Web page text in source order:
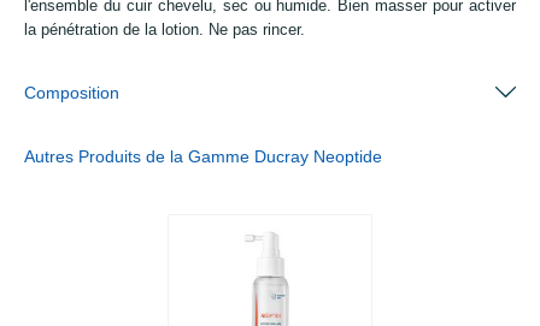
l'ensemble du cuir chevelu, sec ou humide. Bien masser pour activer
la pénétration de la lotion. Ne pas rincer.
Composition
Autres Produits de la Gamme Ducray Neoptide